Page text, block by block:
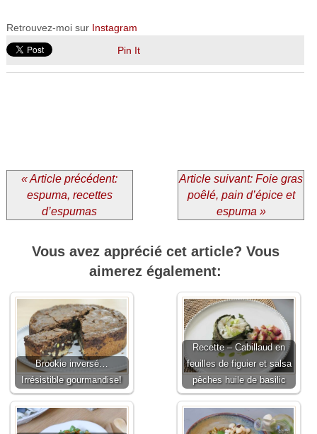
Retrouvez-moi sur Instagram
Pin It
« Article précédent:
espuma, recettes
d’espumas
Article suivant: Foie gras
poêlé, pain d’épice et
espuma »
Vous avez apprécié cet article? Vous
aimerez également:
Brookie inversé…
Irrésistible gourmandise!
Recette – Cabillaud en
feuilles de figuier et salsa
pêches huile de basilic